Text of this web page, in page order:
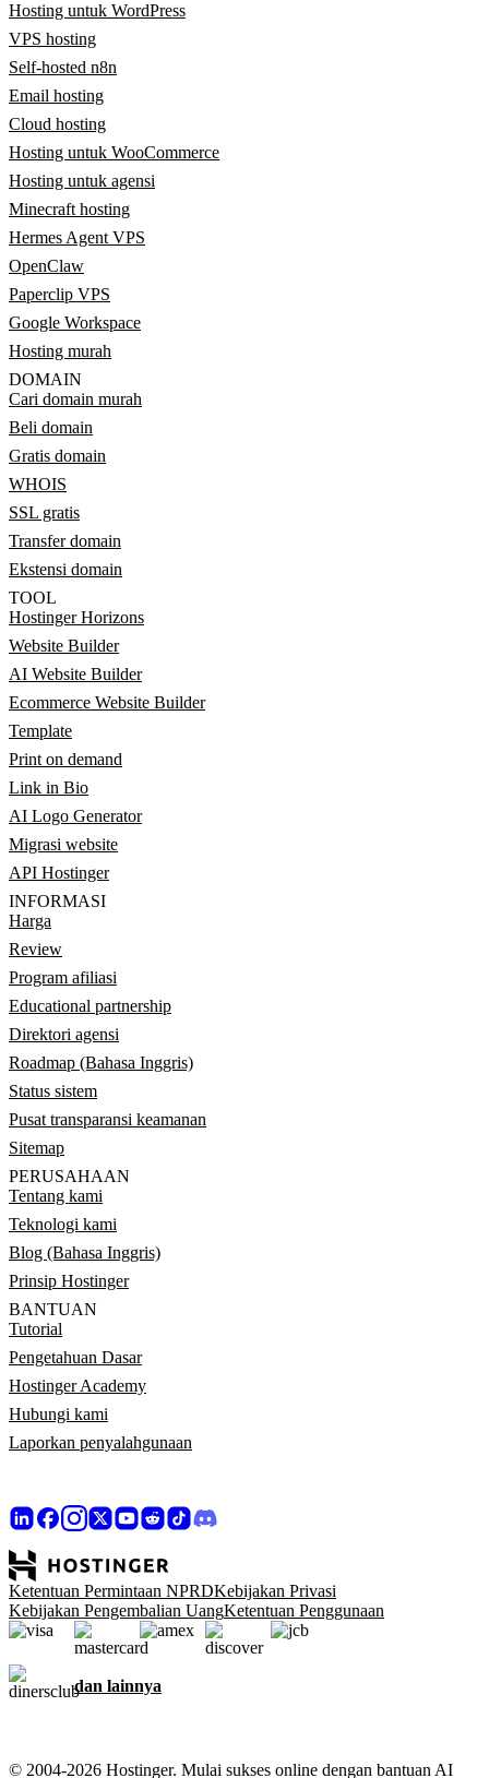
Hosting untuk WordPress
VPS hosting
Self-hosted n8n
Email hosting
Cloud hosting
Hosting untuk WooCommerce
Hosting untuk agensi
Minecraft hosting
Hermes Agent VPS
OpenClaw
Paperclip VPS
Google Workspace
Hosting murah
DOMAIN
Cari domain murah
Beli domain
Gratis domain
WHOIS
SSL gratis
Transfer domain
Ekstensi domain
TOOL
Hostinger Horizons
Website Builder
AI Website Builder
Ecommerce Website Builder
Template
Print on demand
Link in Bio
AI Logo Generator
Migrasi website
API Hostinger
INFORMASI
Harga
Review
Program afiliasi
Educational partnership
Direktori agensi
Roadmap (Bahasa Inggris)
Status sistem
Pusat transparansi keamanan
Sitemap
PERUSAHAAN
Tentang kami
Teknologi kami
Blog (Bahasa Inggris)
Prinsip Hostinger
BANTUAN
Tutorial
Pengetahuan Dasar
Hostinger Academy
Hubungi kami
Laporkan penyalahgunaan
Ketentuan Permintaan NPRDKebijakan Privasi
Kebijakan Pengembalian UangKetentuan Penggunaan
dan lainnya
© 2004-2026 Hostinger. Mulai sukses online dengan bantuan AI